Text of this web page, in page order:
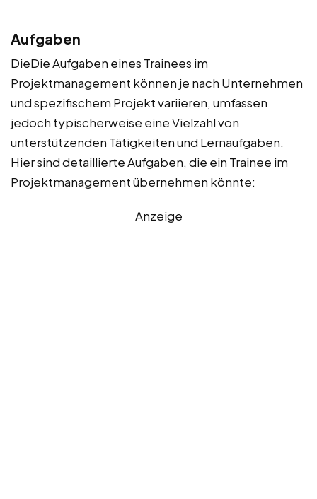
Aufgaben
DieDie Aufgaben eines Trainees im
Projektmanagement können je nach Unternehmen
und spezifischem Projekt variieren, umfassen
jedoch typischerweise eine Vielzahl von
unterstützenden Tätigkeiten und Lernaufgaben.
Hier sind detaillierte Aufgaben, die ein Trainee im
Projektmanagement übernehmen könnte:
Anzeige